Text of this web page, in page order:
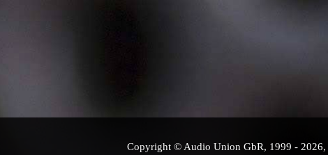
Copyright © Audio Union GbR, 1999 - 2026,